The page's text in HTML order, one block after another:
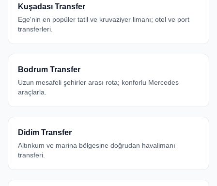
Kuşadası Transfer
Ege'nin en popüler tatil ve kruvaziyer limanı; otel ve port
transferleri.
Bodrum Transfer
Uzun mesafeli şehirler arası rota; konforlu Mercedes
araçlarla.
Didim Transfer
Altınkum ve marina bölgesine doğrudan havalimanı
transferi.